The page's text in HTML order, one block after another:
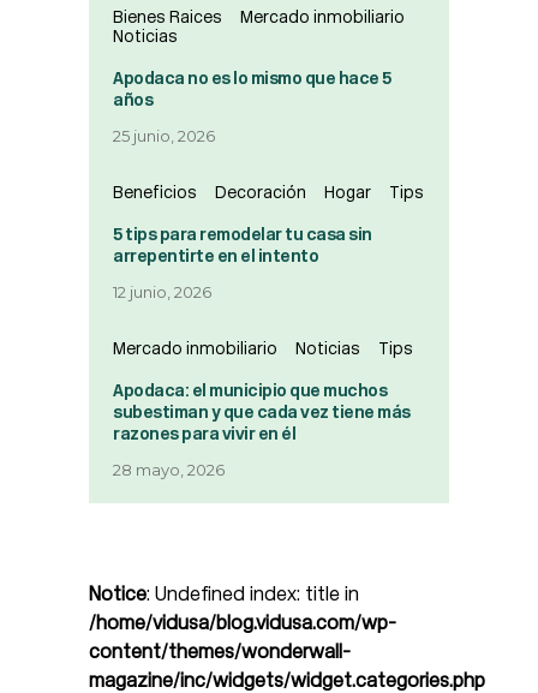
Bienes Raices
Mercado inmobiliario
Noticias
Apodaca no es lo mismo que hace 5
años
25 junio, 2026
Beneficios Decoración Hogar Tips
5 tips para remodelar tu casa sin
arrepentirte en el intento
12 junio, 2026
Mercado inmobiliario Noticias Tips
Apodaca: el municipio que muchos
subestiman y que cada vez tiene más
razones para vivir en él
28 mayo, 2026
Notice: Undefined index: title in
/home/vidusa/blog.vidusa.com/wp-
content/themes/wonderwall-
magazine/inc/widgets/widget.categories.php